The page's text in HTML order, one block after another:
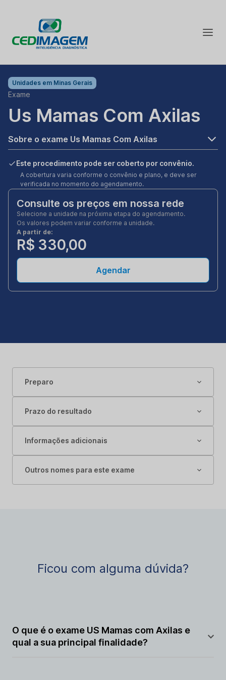
Unidades em Minas Gerais
Exame
Us Mamas Com Axilas
Sobre o exame Us Mamas Com Axilas
Este procedimento pode ser coberto por convênio.
A cobertura varia conforme o convênio e plano, e deve ser
verificada no momento do agendamento.
Consulte os preços em nossa rede
Selecione a unidade na próxima etapa do agendamento.
Os valores podem variar conforme a unidade.
A partir de:
R$ 330,00
Agendar
Preparo
Prazo do resultado
Informações adicionais
Outros nomes para este exame
Ficou com alguma dúvida?
O que é o exame US Mamas com Axilas e
qual a sua principal finalidade?